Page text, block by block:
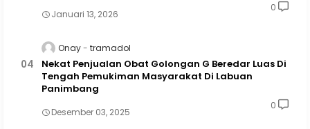
Januari 13, 2026
0
Onay tramadol
Nekat Penjualan Obat Golongan G Beredar Luas Di
Tengah Pemukiman Masyarakat Di Labuan
Panimbang
Desember 03, 2025
0